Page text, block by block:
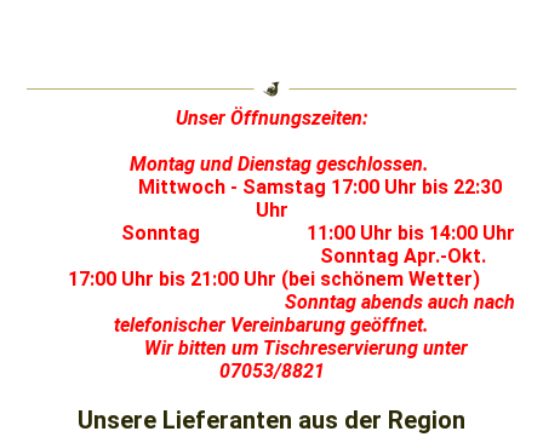
Unser Öffnungszeiten:
Montag und Dienstag geschlossen.
Mittwoch - Samstag 17:00 Uhr bis 22:30
Uhr
Sonntag 11:00 Uhr bis 14:00 Uhr
Sonntag Apr.-Okt.
17:00 Uhr bis 21:00 Uhr (bei schönem Wetter)
Sonntag abends auch nach
telefonischer Vereinbarung geöffnet.
Wir bitten um Tischreservierung unter
07053/8821
Unsere Lieferanten aus der Region